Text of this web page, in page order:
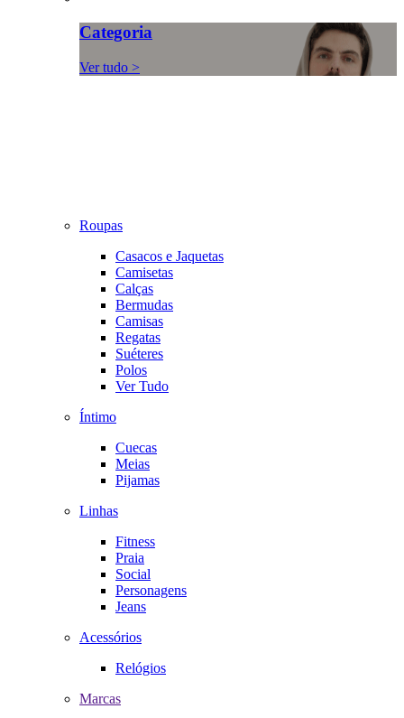
Categoria
Ver tudo >
Roupas
Casacos e Jaquetas
Camisetas
Calças
Bermudas
Camisas
Regatas
Suéteres
Polos
Ver Tudo
Íntimo
Cuecas
Meias
Pijamas
Linhas
Fitness
Praia
Social
Personagens
Jeans
Acessórios
Relógios
Marcas